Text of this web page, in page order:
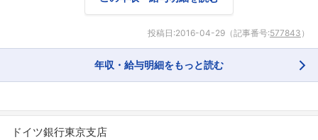
投稿日:2016-04-29 （記事番号:577843 ）
年収・給与明細をもっと読む
ドイツ銀行東京支店